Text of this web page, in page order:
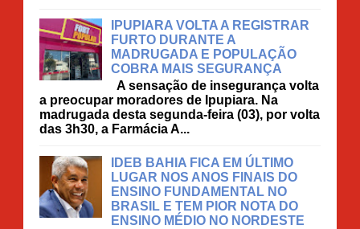
IPUPIARA VOLTA A REGISTRAR
FURTO DURANTE A
MADRUGADA E POPULAÇÃO
COBRA MAIS SEGURANÇA
A sensação de insegurança volta
a preocupar moradores de Ipupiara. Na
madrugada desta segunda-feira (03), por volta
das 3h30, a Farmácia A...
IDEB BAHIA FICA EM ÚLTIMO
LUGAR NOS ANOS FINAIS DO
ENSINO FUNDAMENTAL NO
BRASIL E TEM PIOR NOTA DO
ENSINO MÉDIO NO NORDESTE